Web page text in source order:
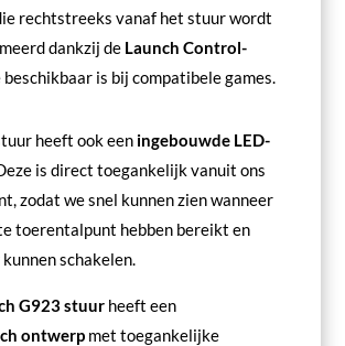
rechtstreeks vanaf het stuur wordt
dankzij de Launch Control-
beschikbaar is bij compatibele games.
heeft ook een ingebouwde LED-
is direct toegankelijk vanuit ons
zodat we snel kunnen zien wanneer
toerentalpunt hebben bereikt en
schakelen.
G923 stuur heeft een
ontwerp met toegankelijke